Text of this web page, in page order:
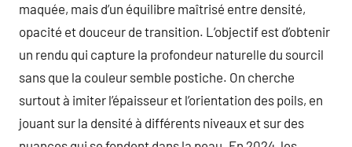
maquée, mais d’un équilibre maîtrisé entre densité,
opacité et douceur de transition. L’objectif est d’obtenir
un rendu qui capture la profondeur naturelle du sourcil
sans que la couleur semble postiche. On cherche
surtout à imiter l’épaisseur et l’orientation des poils, en
jouant sur la densité à différents niveaux et sur des